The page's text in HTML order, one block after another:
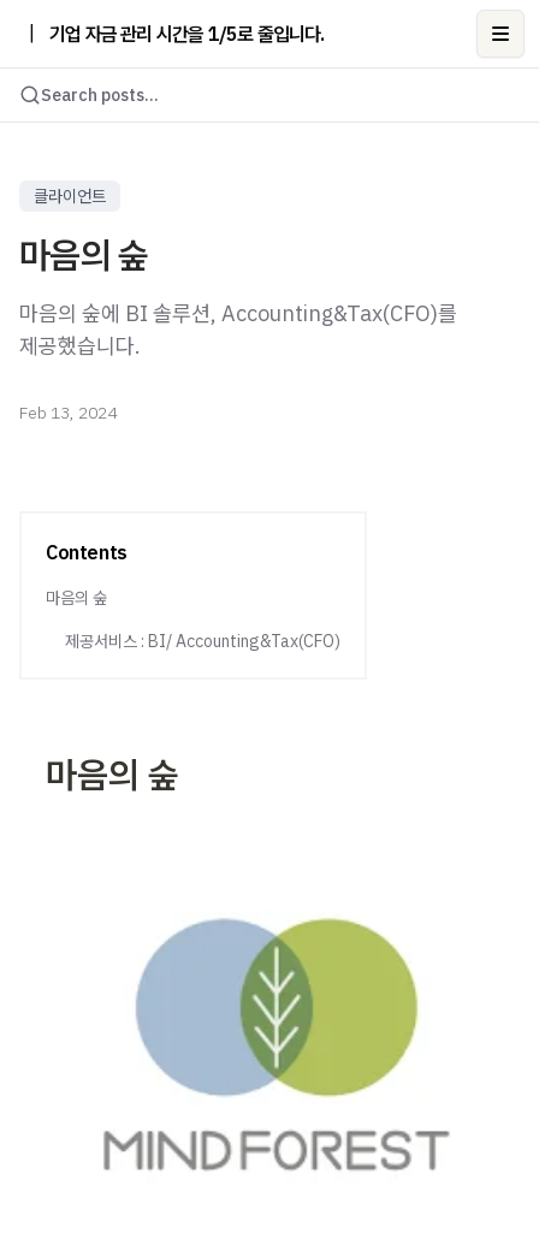
기업 자금 관리 시간을 1/5로 줄입니다.
Search posts...
클라이언트
마음의 숲
마음의 숲에 BI 솔루션, Accounting&Tax(CFO)를
제공했습니다.
Feb 13, 2024
Contents
마음의 숲
제공서비스 : BI/ Accounting&Tax(CFO)
마음의 숲